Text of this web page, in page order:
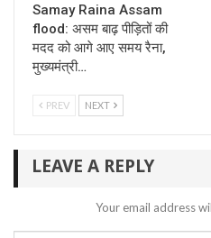
Samay Raina Assam
flood: असम बाढ़ पीड़ितों की
मदद को आगे आए समय रैना,
मुख्यमंत्री…
PREV NEXT
LEAVE A REPLY
Your email address